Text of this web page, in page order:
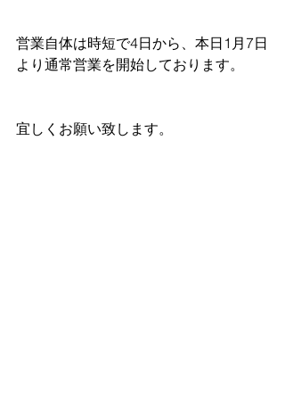
営業自体は時短で4日から、本日1月7日
より通常営業を開始しております。
宜しくお願い致します。